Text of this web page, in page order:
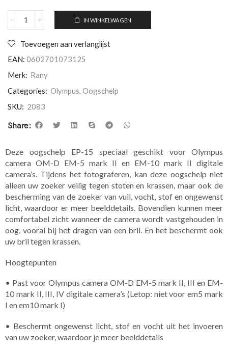
IN WINKELWAGEN
Toevoegen aan verlanglijst
EAN: 0602701073125
Merk: Rany
Categories: Olympus, Oogschelp
SKU: 2083
Share:
Deze oogschelp EP-15 speciaal geschikt voor Olympus
camera OM-D EM-5 mark II en EM-10 mark II digitale
camera’s. Tijdens het fotograferen, kan deze oogschelp niet
alleen uw zoeker veilig tegen stoten en krassen, maar ook de
bescherming van de zoeker van vuil, vocht, stof en ongewenst
licht, waardoor er meer beelddetails. Bovendien kunnen meer
comfortabel zicht wanneer de camera wordt vastgehouden in
oog, vooral bij het dragen van een bril. En het beschermt ook
uw bril tegen krassen.
Hoogtepunten
• Past voor Olympus camera OM-D EM-5 mark II, III en EM-
10 mark II, III, IV digitale camera’s (Letop: niet voor em5 mark
I en em10 mark I)
• Beschermt ongewenst licht, stof en vocht uit het invoeren
van uw zoeker, waardoor je meer beelddetails